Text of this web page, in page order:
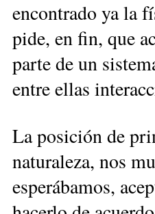
encontrado ya la
pide, en fin, que
parte de un
entre ellas
La posición de
naturaleza, nos
esperábamos,